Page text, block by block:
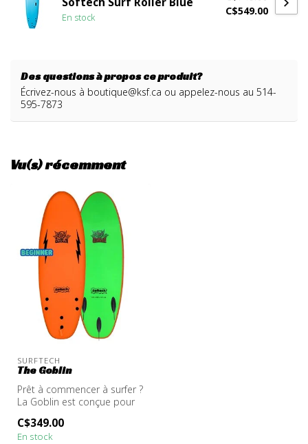
En stock
C$549.00
Des questions à propos ce produit?
Écrivez-nous à boutique@ksf.ca ou appelez-nous au 514-
595-7873
Vu(s) récemment
SURFTECH
The Goblin
Prêt à commencer à surfer ?
La Goblin est conçue pour
C$349.00
En stock